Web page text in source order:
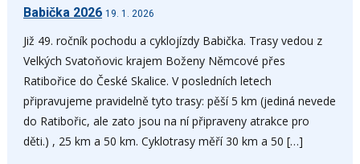
Babička 2026 19. 1. 2026
Již 49. ročník pochodu a cyklojízdy Babička. Trasy vedou z
Velkých Svatoňovic krajem Boženy Němcové přes
Ratibořice do České Skalice. V posledních letech
připravujeme pravidelně tyto trasy: pěší 5 km (jediná nevede
do Ratibořic, ale zato jsou na ní připraveny atrakce pro
děti.) , 25 km a 50 km. Cyklotrasy měří 30 km a 50 […]